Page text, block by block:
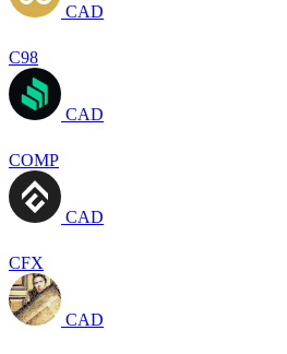
CAD
C98
CAD
COMP
CAD
CFX
CAD